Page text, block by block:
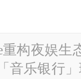
构夜娱生
乐银行」